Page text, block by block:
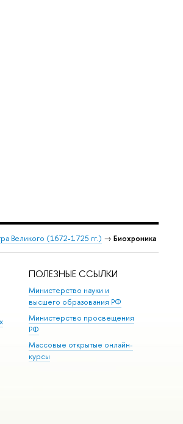
Великого (1672-1725 гг.) → Биохроника
ПОЛЕЗНЫЕ ССЫЛКИ
Министерство науки и
высшего образования РФ
Министерство просвещения
РФ
Массовые открытые онлайн-
курсы